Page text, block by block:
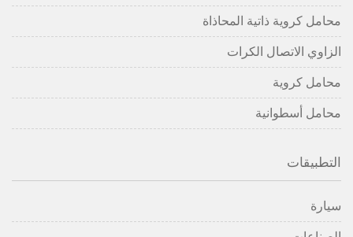
محامل كروية ذاتية المحاذاة
الزاوي الاتصال الكرات
محامل كروية
محامل أسطوانية
التطبيقات
سيارة